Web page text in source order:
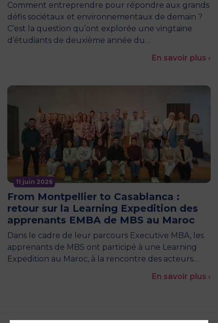
Comment entreprendre pour répondre aux grands
défis sociétaux et environnementaux de demain ?
C’est la question qu’ont explorée une vingtaine
d’étudiants de deuxième année du…
En savoir plus ›
11 juin 2026
From Montpellier to Casablanca :
retour sur la Learning Expedition des
apprenants EMBA de MBS au Maroc
Dans le cadre de leur parcours Executive MBA, les
apprenants de MBS ont participé à une Learning
Expedition au Maroc, à la rencontre des acteurs…
En savoir plus ›